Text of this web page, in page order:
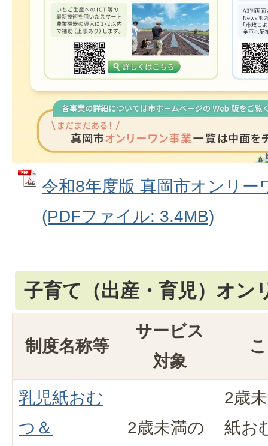
令和8年度版 真岡市オンリー
(PDFファイル: 3.4MB)
子育て（出産・育児）オン
制度名称等
サービス
対象
乳児紙おむ
つ＆
2歳未満の
2歳
紙お